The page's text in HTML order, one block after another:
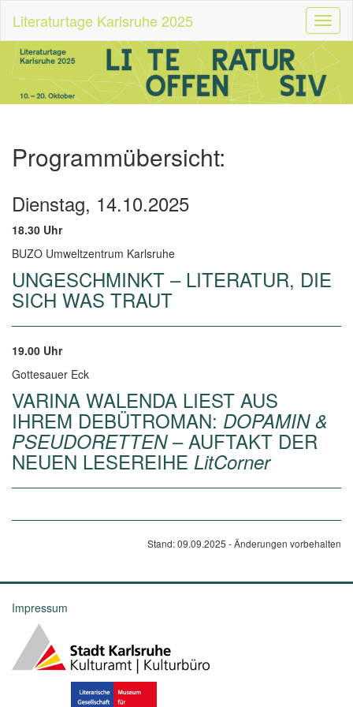
Literaturtage Karlsruhe 2025
Programmübersicht:
Dienstag, 14.10.2025
18.30 Uhr
BUZO Umweltzentrum Karlsruhe
UNGESCHMINKT – LITERATUR, DIE
SICH WAS TRAUT
19.00 Uhr
Gottesauer Eck
VARINA WALENDA LIEST AUS
IHREM DEBÜTROMAN: DOPAMIN &
PSEUDORETTEN– AUFTAKT DER
NEUEN LESEREIHE LitCorner
Stand: 09.09.2025 - Änderungen vorbehalten
Impressum